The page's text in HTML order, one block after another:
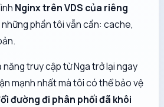
Nginx trên VDS của riêng
phần tôi vẫn cần: cache,
năng truy cập từ Nga trở lại ngay
mạnh nhất mà tôi có thể bảo vệ
đường đi phân phối đã khôi